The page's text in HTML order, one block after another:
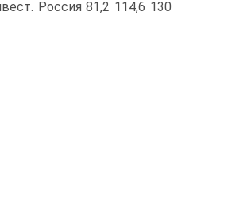
Россия 81,2 114,6 130